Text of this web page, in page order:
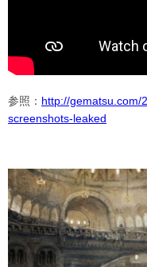
参照： http://gematsu.com/
screenshots-leaked